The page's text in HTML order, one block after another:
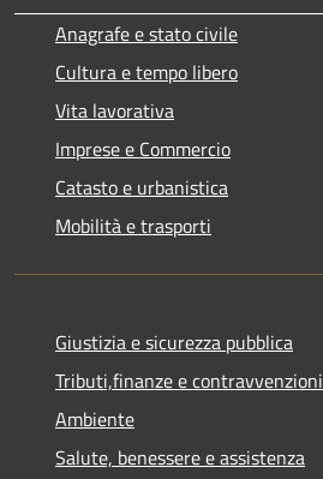
Anagrafe e stato civile
Cultura e tempo libero
Vita lavorativa
Imprese e Commercio
Catasto e urbanistica
Mobilità e trasporti
Giustizia e sicurezza pubblica
Tributi,finanze e contravvenzioni
Ambiente
Salute, benessere e assistenza